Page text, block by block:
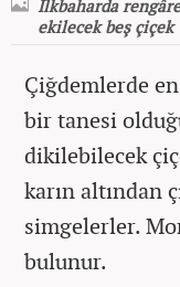
İlkbaharda
ekilecek beş çiçek
Çiğdemlerde
bir tanesi
dikilebilecek
karın altından
simgelerler.
bulunur.